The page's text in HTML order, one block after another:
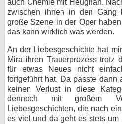
auch Chemie mit Heughan.
zwischen ihnen in den Gang
große Szene in der Oper
das kann wirklich was werden.
An der Liebesgeschichte hat
Mira ihren Trauerprozess trotz
für etwas Neues nicht
fortgeführt hat. Da passte dann
keinen Verlust in diese
dennoch mit großem
Liebesgeschichten, die nach
es viel und da geht es stets um